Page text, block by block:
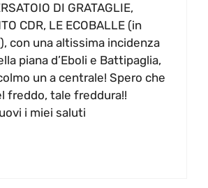
DI GRATAGLIE,
CDR, LE ECOBALLE (in
con una altissima incidenza
piana d’Eboli e Battipaglia,
un a centrale! Spero che
freddo, tale freddura!!
i miei saluti